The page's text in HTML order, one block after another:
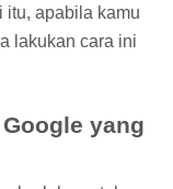
itu, apabila kamu
lakukan cara ini
yang